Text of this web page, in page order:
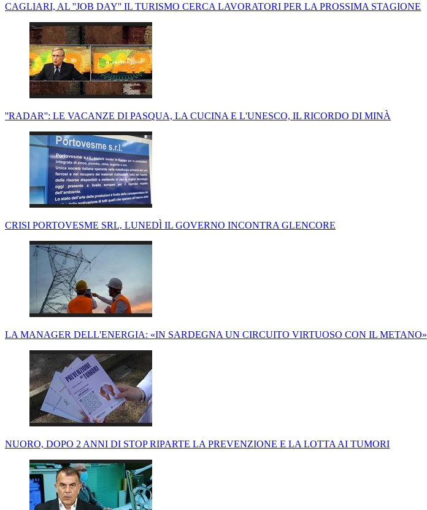
CAGLIARI, AL ''JOB DAY'' IL TURISMO CERCA LAVORATORI PER LA PROSSIMA STAGIONE
''RADAR'': LE VACANZE DI PASQUA, LA CUCINA E L'UNESCO, IL RICORDO DI MINÀ
CRISI PORTOVESME SRL, LUNEDÌ IL GOVERNO INCONTRA GLENCORE
LA MANAGER DELL'ENERGIA: «IN SARDEGNA UN CIRCUITO VIRTUOSO CON IL METANO»
NUORO, DOPO 2 ANNI DI STOP RIPARTE LA PREVENZIONE E LA LOTTA AI TUMORI